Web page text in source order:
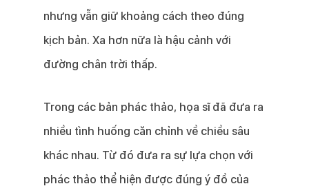
nhưng vẫn giữ khoảng cách theo đúng
kịch bản. Xa hơn nữa là hậu cảnh với
đường chân trời thấp.
Trong các bản phác thảo, họa sĩ đã đưa ra
nhiều tình huống căn chỉnh về chiều sâu
khác nhau. Từ đó đưa ra sự lựa chọn với
phác thảo thể hiện được đúng ý đồ của